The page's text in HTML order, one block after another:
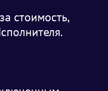
стоимость,